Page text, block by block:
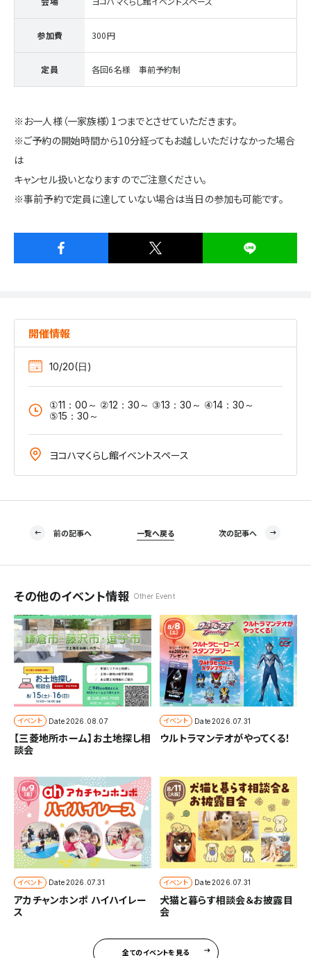
参加費 300円
定員 各回6名様 事前予約制
※お一人様（一家族様）1つまでとさせていただきます。
※ご予約の開始時間から10分経ってもお越しいただけなかった場合
は
キャンセル扱いとなりますのでご注意ください。
※事前予約で定員に達していない場合は当日の参加も可能です。
開催情報
10/20(日)
①11：00～ ②12：30～ ③13：30～ ④14：30～
⑤15：30～
ヨコハマくらし館イベントスペース
前の記事へ 一覧へ戻る 次の記事へ
その他のイベント情報 Other Event
イベント Date2026.08.07
【三菱地所ホーム】お土地探し相
談会
イベント Date2026.07.31
ウルトラマンテオがやってくる！
イベント Date2026.07.31
アカチャンホンポ ハイハイレー
ス
イベント Date2026.07.31
犬猫と暮らす相談会＆お披露目
会
全てのイベントを見る
住宅展示場出展に関するご案内
31社 55棟